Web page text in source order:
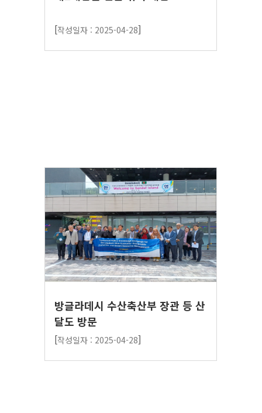
[작성일자 : 2025-04-28]
방글라데시 수산축산부 장관 등 산
달도 방문
[작성일자 : 2025-04-28]